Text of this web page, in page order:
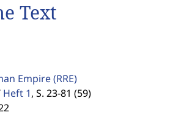
Text
Empire(RRE)
Heft 1, S. 23-81 (59)